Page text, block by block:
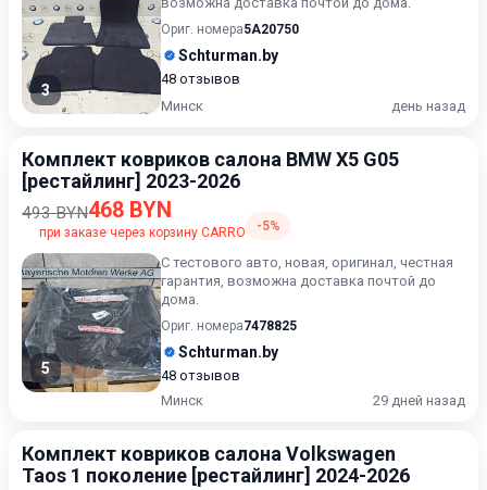
3
Ориг. номера5A20750
Schturman.by
48 отзывов
Минск
день назад
Комплект ковриков салона BMW X5 G05
[рестайлинг] 2023-2026
493 BYN468 BYN
при заказе через корзину CARRO -5%
5
С тестового авто, новая, оригинал, честная
гарантия, возможна доставка почтой до
дома.
Ориг. номера7478825
Schturman.by
48 отзывов
Минск
29 дней назад
Комплект ковриков салона Volkswagen
Taos 1 поколение [рестайлинг] 2024-2026